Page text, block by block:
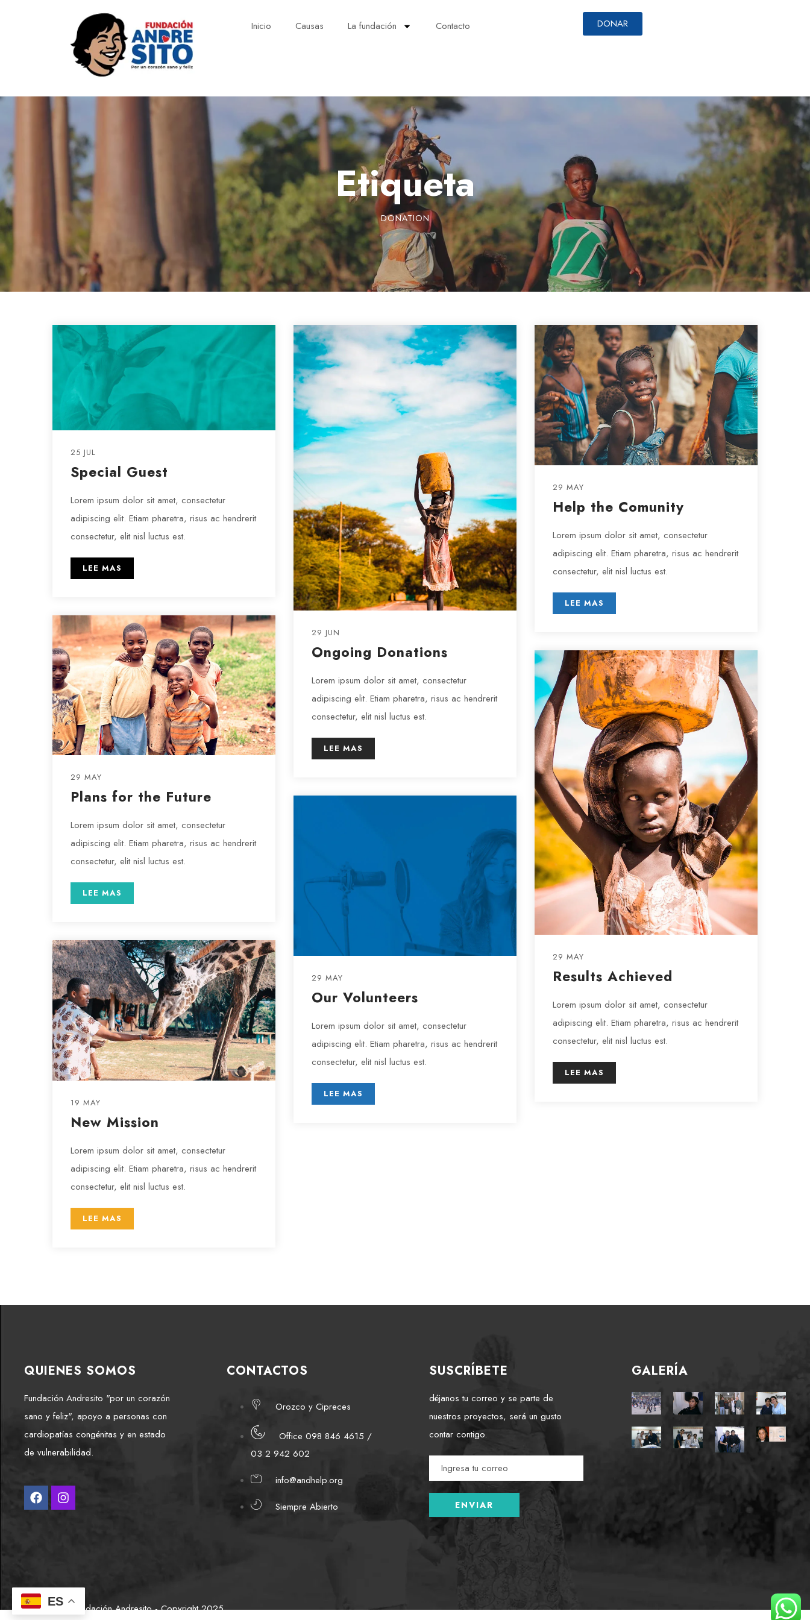
Inicio Causas La fundación Contacto DONAR
Etiqueta
DONATION
25 JUL
Special Guest
Lorem ipsum dolor sit amet, consectetur
adipiscing elit. Etiam pharetra, risus ac hendrerit
consectetur, elit nisl luctus est.
LEE MAS
29 JUN
Ongoing Donations
Lorem ipsum dolor sit amet, consectetur
adipiscing elit. Etiam pharetra, risus ac hendrerit
consectetur, elit nisl luctus est.
LEE MAS
29 MAY
Help the Comunity
Lorem ipsum dolor sit amet, consectetur
adipiscing elit. Etiam pharetra, risus ac hendrerit
consectetur, elit nisl luctus est.
LEE MAS
29 MAY
Plans for the Future
Lorem ipsum dolor sit amet, consectetur
adipiscing elit. Etiam pharetra, risus ac hendrerit
consectetur, elit nisl luctus est.
LEE MAS
29 MAY
Results Achieved
Lorem ipsum dolor sit amet, consectetur
adipiscing elit. Etiam pharetra, risus ac hendrerit
consectetur, elit nisl luctus est.
LEE MAS
29 MAY
Our Volunteers
Lorem ipsum dolor sit amet, consectetur
adipiscing elit. Etiam pharetra, risus ac hendrerit
consectetur, elit nisl luctus est.
LEE MAS
19 MAY
New Mission
Lorem ipsum dolor sit amet, consectetur
adipiscing elit. Etiam pharetra, risus ac hendrerit
consectetur, elit nisl luctus est.
LEE MAS
QUIENES SOMOS
Fundación Andresito "por un corazón
sano y feliz", apoyo a personas con
cardiopatías congénitas y en estado
de vulnerabilidad.
CONTACTOS
Orozco y Cipreces
Office 098 846 4615 /
03 2 942 602
info@andhelp.org
Siempre Abierto
SUSCRÍBETE
déjanos tu correo y se parte de
nuestros proyectos, será un gusto
contar contigo.
GALERÍA
Fundación Andresito - Copyright 2025
ES